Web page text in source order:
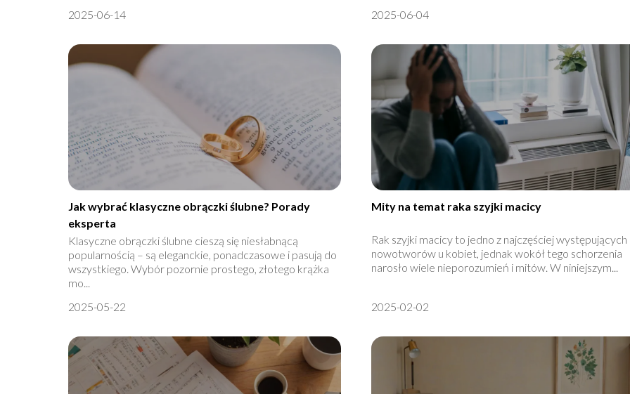
2025-06-14
2025-06-04
Jak wybrać klasyczne obrączki ślubne? Porady
eksperta
Klasyczne obrączki ślubne cieszą się niesłabnącą
popularnością – są eleganckie, ponadczasowe i pasują do
wszystkiego. Wybór pozornie prostego, złotego krążka
mo...
2025-05-22
Mity na temat raka szyjki macicy
Rak szyjki macicy to jedno z najczęściej występujących
nowotworów u kobiet, jednak wokół tego schorzenia
narosło wiele nieporozumień i mitów. W niniejszym...
2025-02-02